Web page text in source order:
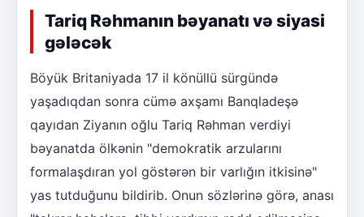
Tariq Rəhmanın bəyanatı və siyasi
gələcək
Böyük Britaniyada 17 il könüllü sürgündə
yaşadıqdan sonra cümə axşamı Banqladeşə
qayıdan Ziyanın oğlu Tariq Rəhman verdiyi
bəyanatda ölkənin "demokratik arzularını
formalaşdıran yol göstərən bir varlığın itkisinə"
yas tutduğunu bildirib. Onun sözlərinə görə, anası